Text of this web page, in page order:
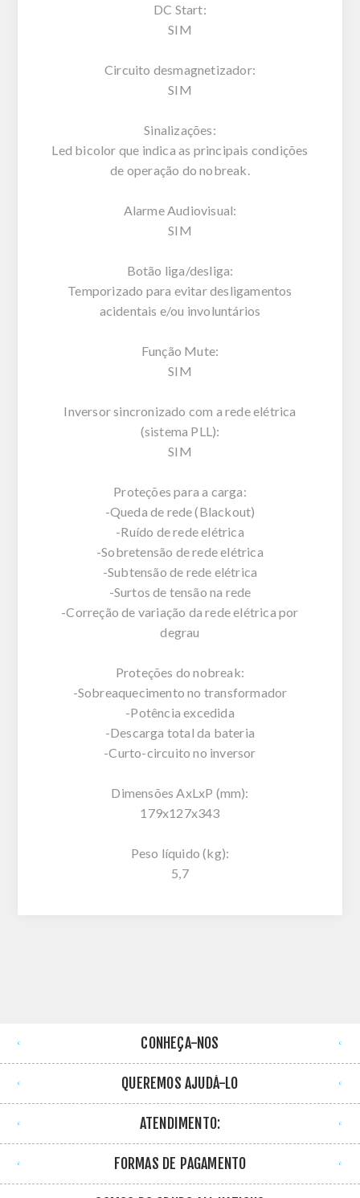
DC Start:
SIM
Circuito desmagnetizador:
SIM
Sinalizações:
Led bicolor que indica as principais condições
de operação do nobreak.
Alarme Audiovisual:
SIM
Botão liga/desliga:
Temporizado para evitar desligamentos
acidentais e/ou involuntários
Função Mute:
SIM
Inversor sincronizado com a rede elétrica
(sistema PLL):
SIM
Proteções para a carga:
-Queda de rede (Blackout)
-Ruído de rede elétrica
-Sobretensão de rede elétrica
-Subtensão de rede elétrica
-Surtos de tensão na rede
-Correção de variação da rede elétrica por
degrau
Proteções do nobreak:
-Sobreaquecimento no transformador
-Potência excedida
-Descarga total da bateria
-Curto-circuito no inversor
Dimensões AxLxP (mm):
179x127x343
Peso líquido (kg):
5,7
CONHEÇA-NOS
QUEREMOS AJUDÁ-LO
ATENDIMENTO:
FORMAS DE PAGAMENTO